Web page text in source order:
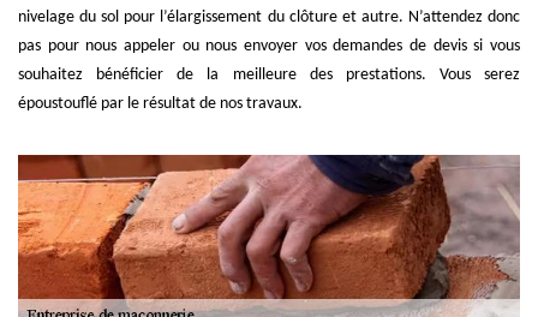
nivelage du sol pour l’élargissement du clôture et autre. N’attendez donc
pas pour nous appeler ou nous envoyer vos demandes de devis si vous
souhaitez bénéficier de la meilleure des prestations. Vous serez
époustouflé par le résultat de nos travaux.